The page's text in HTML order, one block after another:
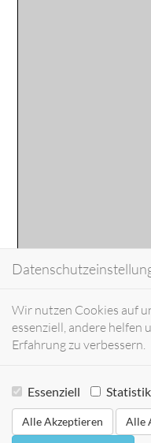
Wir nutzen Cookies auf
essenziell, andere helfen
Erfahrung zu verbessern.
Essenziell
Alle Akzeptieren Alle